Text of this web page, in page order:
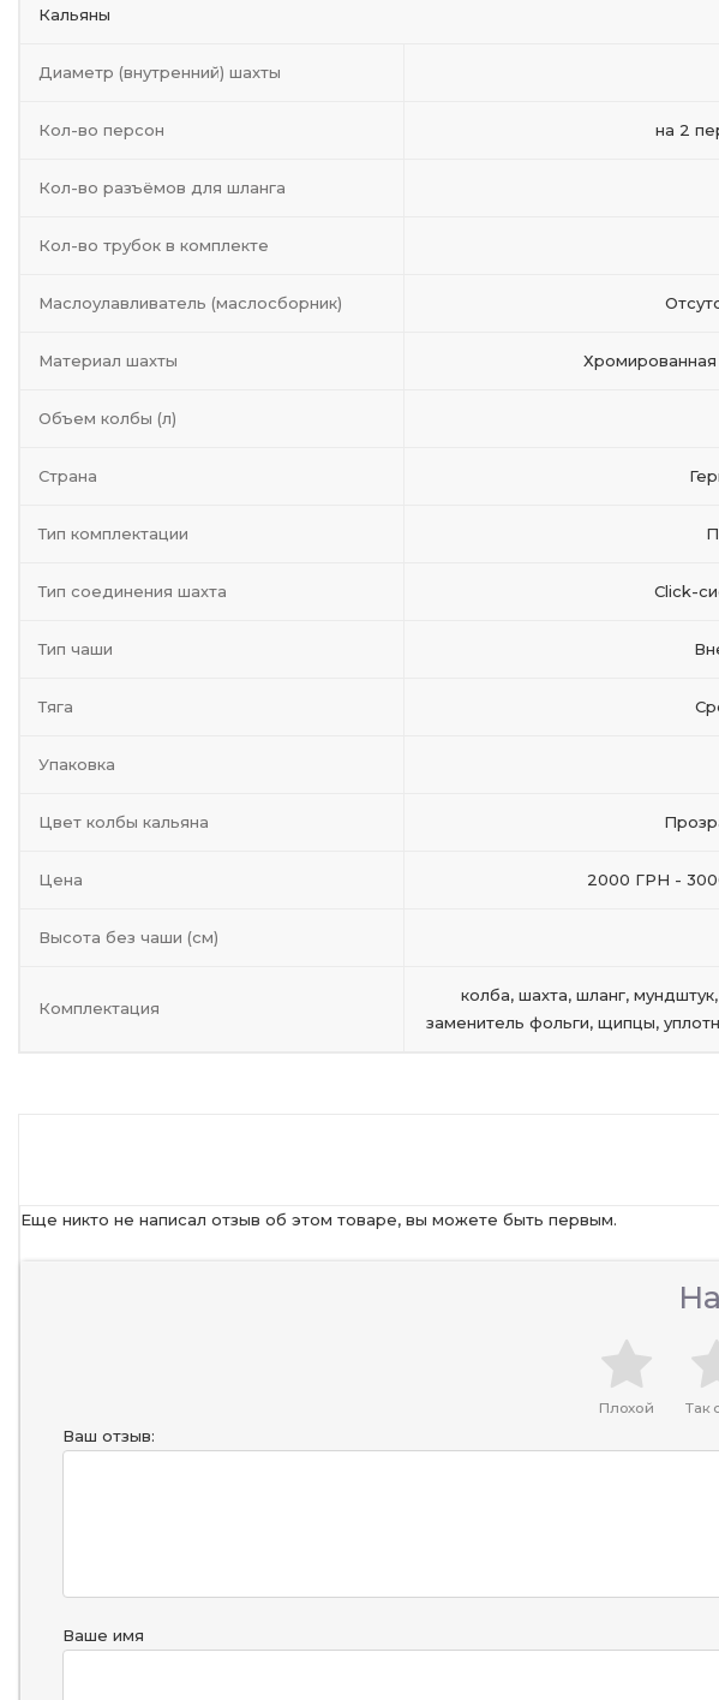
Кальяны
Диаметр (внутренний) шахты
Кол-во персон на 2
Кол-во разъёмов для шланга
Кол-во трубок в комплекте
Маслоулавливатель (маслосборник)
Материал шахты Хромированная
Объем колбы (л)
Страна
Тип комплектации
Тип соединения шахта Click-
Тип чаши
Тяга
Упаковка
Цвет колбы кальяна
Цена 2000 ГРН -
Высота без чаши (см)
Комплектация
колба, шахта, шланг,
заменитель фольги, щипцы,
Еще никто не написал отзыв об этом товаре, вы можете быть первым.
Плохой Так
Ваш отзыв:
Ваше имя